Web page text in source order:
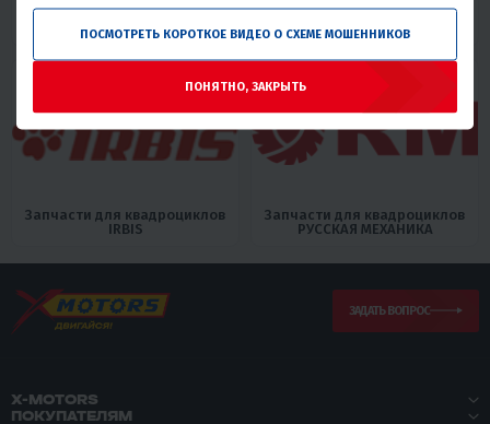
Запчасти для квадроциклов
FAIDET
Запчасти для квадроциклов
GBM
Запчасти для квадроциклов
IRBIS
Запчасти для квадроциклов
РУССКАЯ МЕХАНИКА
ЗАДАТЬ ВОПРОС
X-MOTORS
ПОКУПАТЕЛЯМ
ПОСМОТРЕТЬ КОРОТКОЕ ВИДЕО О СХЕМЕ МОШЕННИКОВ
ПОНЯТНО, ЗАКРЫТЬ